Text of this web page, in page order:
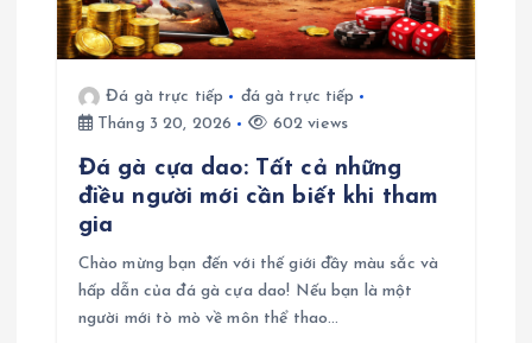
à
Đá gà trực tiếp
đá gà trực tiếp
Tháng 3 20, 2026
602 views
Đá gà cựa dao: Tất cả những
điều người mới cần biết khi tham
gia
Chào mừng bạn đến với thế giới đầy màu sắc và
hấp dẫn của đá gà cựa dao! Nếu bạn là một
người mới tò mò về môn thể thao…